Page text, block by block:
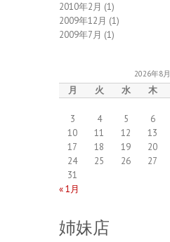
2010年2月 (1)
2009年12月 (1)
2009年7月 (1)
2026年8月
月 火 水 木
3
4 5 6
10
11 12 13
17
18 19 20
24
25 26 27
31
« 1月
姉妹店